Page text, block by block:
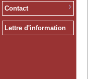
Contact
Lettre d'information